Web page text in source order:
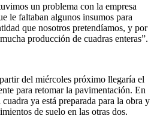
un problema con la empresa
le faltaban algunos insumos para
que nosotros pretendíamos, y por
producción de cuadras enteras”.
del miércoles próximo llegaría el
para retomar la pavimentación. En
ya está preparada para la obra y
de suelo en las otras dos.